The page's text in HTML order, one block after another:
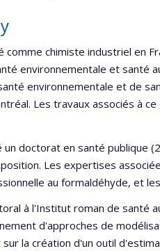
comme chimiste industriel en
environnementale et santé
environnementale et de
Les travaux associés à
un doctorat en santé publique
Les expertises
au formaldéhyde, et
à l'Institut roman de santé
d'approches de
la création d'un outil